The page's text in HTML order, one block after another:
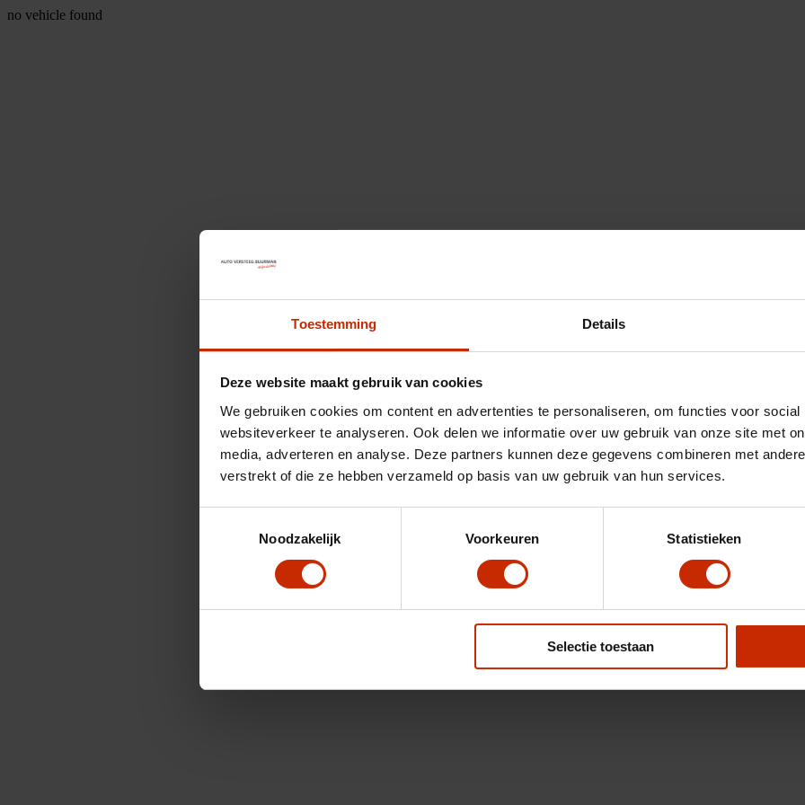
Toestemming Details
Deze website maakt gebruik van cookies
We gebruiken cookies om content en advertenties te personaliseren, om functies voor
websiteverkeer te analyseren. Ook delen we informatie over uw gebruik van onze site met
media, adverteren en analyse. Deze partners kunnen deze gegevens combineren met
verstrekt of die ze hebben verzameld op basis van uw gebruik van hun services.
Noodzakelijk
Voorkeuren Statistieken
Selectie toestaan
no vehicle found